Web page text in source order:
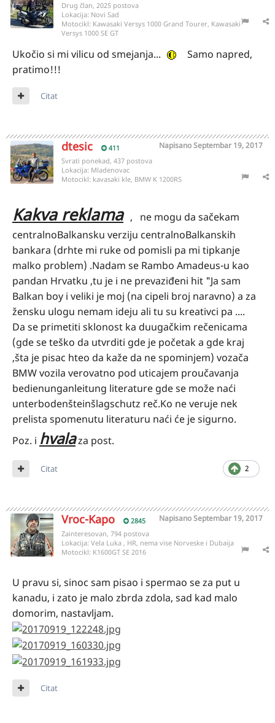
Drug član, 2025 postova
Lokacija: Novi Sad
Motocikl: Kawasaki Versys 1000 Grand Tourer, Kawasaki
Versys 1000 SE GT
Ukočio si mi vilicu od smejanja...
Samo napred,
pratimo!!!
Citat
dtesic 411 NapisanoSeptembar 19, 2017
Svrati ponekad, 437 postova
Lokacija: Mladenovac
Motocikl: kavasaki kle, BMW K 1200RS
Kakva reklama , ne mogu da sačekam
centralnoBalkansku verziju centralnoBalkanskih
bankara (drhte mi ruke od pomisli pa mi tipkanje
malko problem) .Nadam se Rambo Amadeus-u kao
pandan Hrvatku ,tu je i ne prevaziđeni hit "Ja sam
Balkan boy i veliki je moj (na cipeli broj naravno) a za
žensku ulogu nemam ideju ali tu su kreativci pa ....
Da se primetiti sklonost ka duugačkim rečenicama
(gde se teško da utvrditi gde je početak a gde kraj
,šta je pisac hteo da kaže da ne spominjem) vozača
BMW vozila verovatno pod uticajem proučavanja
bedienunganleitung literature gde se može naći
unterbodenšteinšlagschutz reč.Ko ne veruje nek
prelista spomenutu literaturu naći će je sigurno.
Poz. i hvalaza post.
2
Citat
Vroc-Kapo 2845 NapisanoSeptembar 19, 2017
Zainteresovan, 794 postova
Lokacija: Vela Luka , HR, nema vise Norveske i Dubaija
Motocikl: K1600GT SE 2016
U pravu si, sinoc sam pisao i spermao se za put u
kanadu, i zato je malo zbrda zdola, sad kad malo
domorim, nastavljam.
Citat